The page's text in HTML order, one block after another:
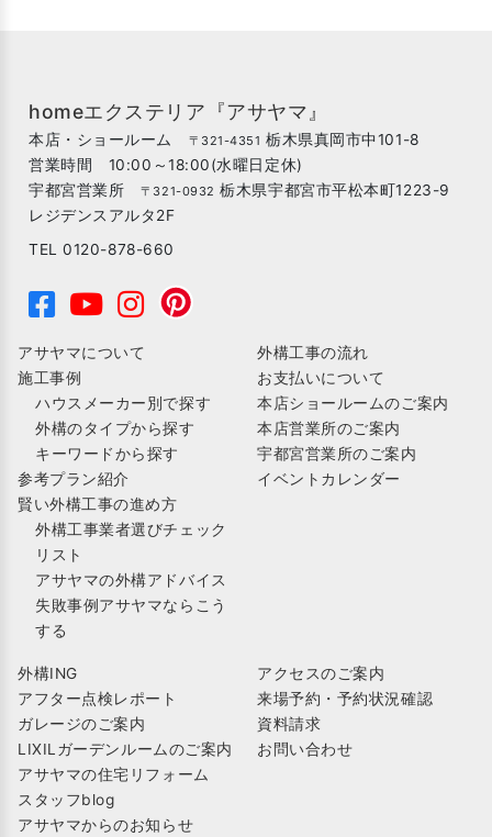
homeエクステリア『アサヤマ』
本店・ショールーム 〒321-4351 栃木県真岡市中101-8
営業時間 10:00～18:00(水曜日定休)
宇都宮営業所 〒321-0932 栃木県宇都宮市平松本町1223-9
レジデンスアルタ2F
TEL 0120-878-660
アサヤマについて
施工事例
ハウスメーカー別で探す
外構のタイプから探す
キーワードから探す
参考プラン紹介
賢い外構工事の進め方
外構工事業者選びチェック
リスト
アサヤマの外構アドバイス
失敗事例アサヤマならこう
する
外構工事の流れ
お支払いについて
本店ショールームのご案内
本店営業所のご案内
宇都宮営業所のご案内
イベントカレンダー
外構ING
アフター点検レポート
ガレージのご案内
LIXILガーデンルームのご案内
アサヤマの住宅リフォーム
スタッフblog
アサヤマからのお知らせ
アクセスのご案内
来場予約・予約状況確認
資料請求
お問い合わせ